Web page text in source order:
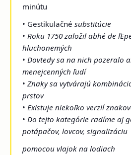
minútu
• Gestikulačné substitúcie
• Roku 1750 založil abhé de
hluchonemých
• Dovtedy sa na nich pozeralo
menejcenných ľudí
•Znaky sa vytvárajú
prstov
• Existuje niekoľko verzií
• Do tejto kategórie radíme aj
potápačov, lovcov, signalizáciu
pomocou vlajok na lodiach